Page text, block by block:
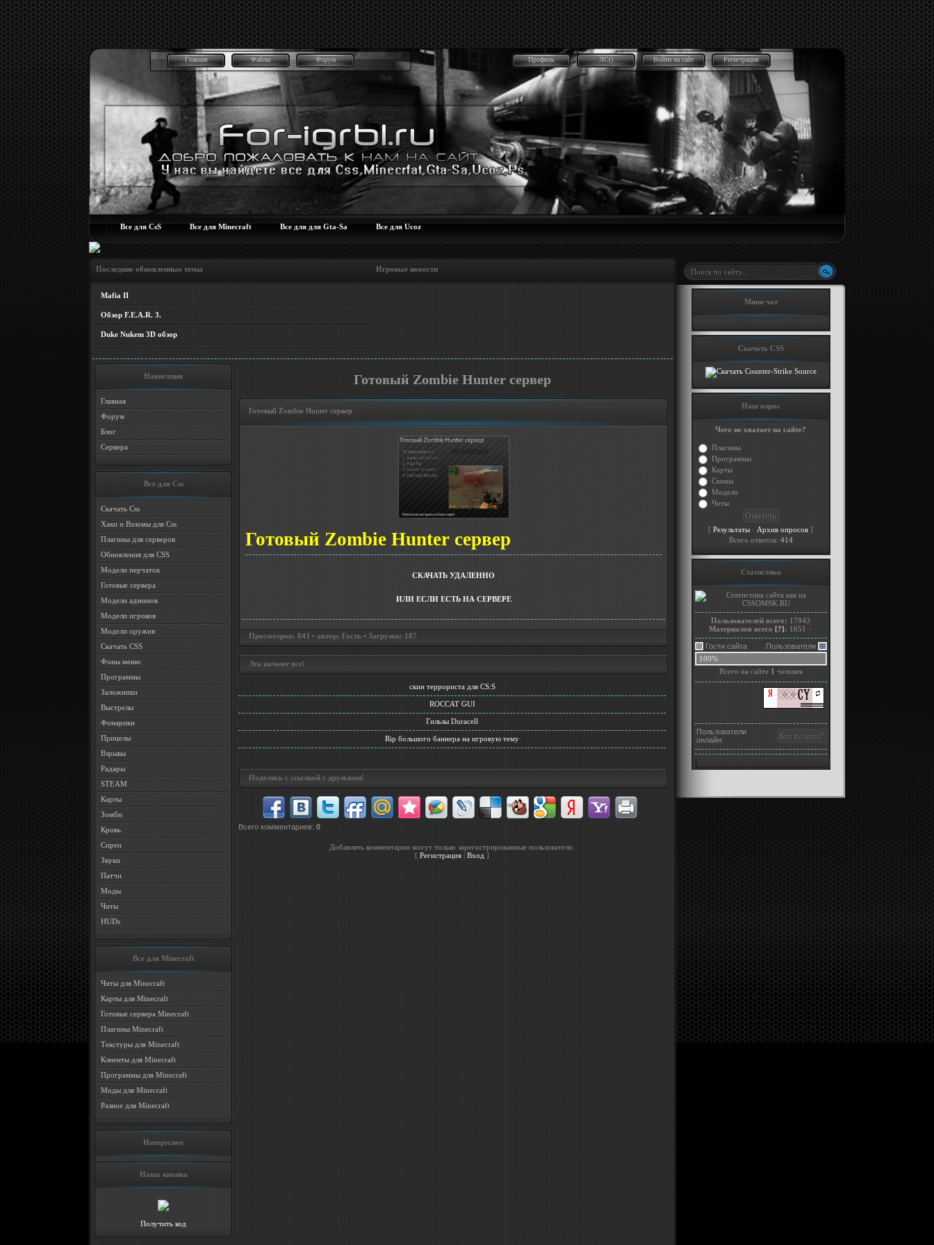
Главная Файлы Форум Профиль ЛС() Войти на сайт Регистрация
Все для CsS Все для Minecraft Все для для Gta-Sa Все для Ucoz
Последние обновленные темы Игровые новости
Mafia II
Обзор F.E.A.R. 3.
Duke Nukem 3D обзор
Навигация
Главная
Форум
Блог
Сервера
Все для Css
Скачать Css
Хаки и Взломы для Css
Плагины для серверов
Обновления для CSS
Модели перчаток
Готовые сервера
Модели админов
Модели игроков
Модели оружия
Скачать CSS
Фоны меню
Программы
Заложники
Выстрелы
Фонарики
Прицелы
Взрывы
Радары
STEAM
Карты
Зомби
Кровь
Спреи
Звуки
Патчи
Моды
Читы
HUDs
Все для Minecraft
Читы для Minecraft
Карты для Minecraft
Готовые сервера Minecraft
Плагины Minecraft
Текстуры для Minecraft
Клиенты для Minecraft
Программы для Minecraft
Моды для Minecraft
Разное для Minecraft
Интересное
Наша кнопка
Получить код
Готовый Zombie Hunter сервер
Готовый Zombie Hunter сервер
Готовый Zombie Hunter сервер
СКАЧАТЬ УДАЛЕННО
ИЛИ ЕСЛИ ЕСТЬ НА СЕРВЕРЕ
Просмотров: 843 • автор: Гость • Загрузок: 187
Эта качают все!
скин террориста для CS:S
ROCCAT GUI
Гильзы Duracell
Rip большого баннера на игровую тему
Поделись с ссылкой с друзьями!
Всего комментариев: 0
Добавлять комментарии могут только зарегистрированные пользователи.
[ Регистрация Вход ]
Мини чат
Скачать CSS
Наш опрос
Чего не хватает на сайте?
Плагины
Программы
Карты
Скины
Модели
Читы
[ Результаты · Архив опросов ]
Всего ответов: 414
Статистика
Пользователей всего: 17943
Материалов всего [?]: 1651 +
Гости сайта
Пользователи
100%
Всего на сайте 1 человек
Пользователи
онлайн: